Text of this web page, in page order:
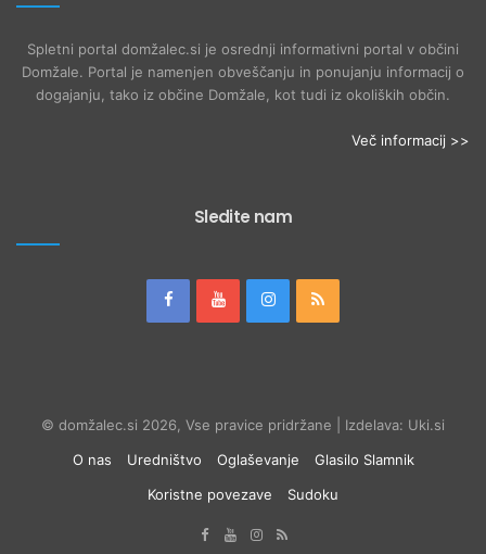
Spletni portal domžalec.si je osrednji informativni portal v občini
Domžale. Portal je namenjen obveščanju in ponujanju informacij o
dogajanju, tako iz občine Domžale, kot tudi iz okoliških občin.
Več informacij >>
Sledite nam
© domžalec.si 2026, Vse pravice pridržane | Izdelava: Uki.si
O nas
Uredništvo Oglaševanje
Glasilo Slamnik
Koristne povezave
Sudoku